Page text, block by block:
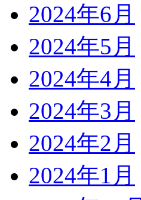
2024年6月
2024年5月
2024年4月
2024年3月
2024年2月
2024年1月